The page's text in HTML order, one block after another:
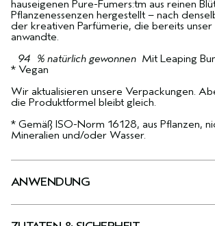
hauseigenen Pure-Fumers:tm aus reinen
Pflanzenessenzen hergestellt – nach
der kreativen Parfümerie, die bereits
anwandte.
94 % natürlich gewonnen Mit Leaping
* Vegan
Wir aktualisieren unsere Verpackungen.
die Produktformel bleibt gleich.
* Gemäß ISO-Norm 16128, aus Pflanzen,
Mineralien und/oder Wasser.
ANWENDUNG